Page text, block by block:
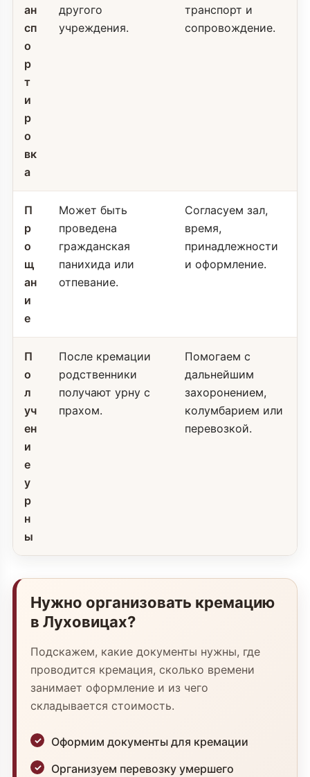
ан
сп
о
р
т
и
р
о
вк
а
другого
учреждения.
транспорт и
сопровождение.
П
р
о
щ
ан
и
е
Может быть
проведена
гражданская
панихида или
отпевание.
Согласуем зал,
время,
принадлежности
и оформление.
П
о
л
уч
ен
и
е
у
р
н
ы
После кремации
родственники
получают урну с
прахом.
Помогаем с
дальнейшим
захоронением,
колумбарием или
перевозкой.
Нужно организовать кремацию
в Луховицах?
Подскажем, какие документы нужны, где
проводится кремация, сколько времени
занимает оформление и из чего
складывается стоимость.
Оформим документы для кремации
Организуем перевозку умершего